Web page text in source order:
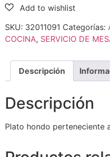
SKU: 32011091 Categorías:
COCINA, SERVICIO DE
Descripción
Descripción
Plato hondo perteneciente